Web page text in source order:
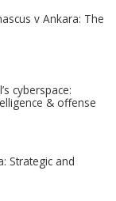
v Ankara: The
cyberspace:
& offense
Strategic and